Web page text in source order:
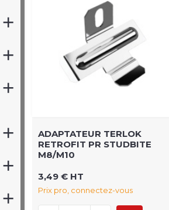
ADAPTATEUR TERLOK
RETROFIT PR STUDBITE
M8/M10
3,49 € HT
Prix pro, connectez-vous